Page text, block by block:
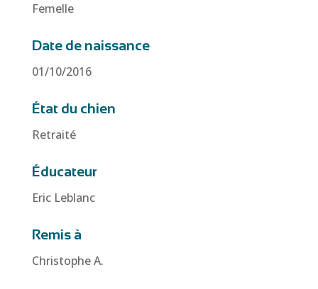
Femelle
Date de naissance
01/10/2016
État du chien
Retraité
Éducateur
Eric Leblanc
Remis à
Christophe A.